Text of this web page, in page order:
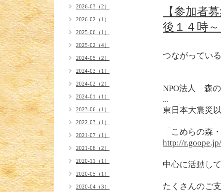
【参加者
後１４時
つながってい
NPO法人 森
...
東日本大震災
「こめらの森
http://
中心に活動し
たくさんのご
2026-03（2）
2026-02（1）
2025-06（1）
2025-02（4）
2024-05（2）
2024-03（1）
2024-02（2）
2024-01（1）
2023-06（1）
2022-03（1）
2021-07（1）
2021-06（2）
2020-11（1）
2020-05（1）
2020-04（3）